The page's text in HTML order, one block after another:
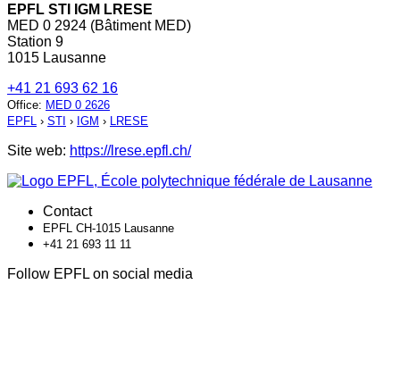
EPFL STI IGM LRESE
MED 0 2924 (Bâtiment MED)
Station 9
1015 Lausanne
+41 21 693 62 16
Office: MED 0 2626
EPFL › STI › IGM › LRESE
Site web: https://lrese.epfl.ch/
Contact
EPFL CH-1015 Lausanne
+41 21 693 11 11
Follow EPFL on social media